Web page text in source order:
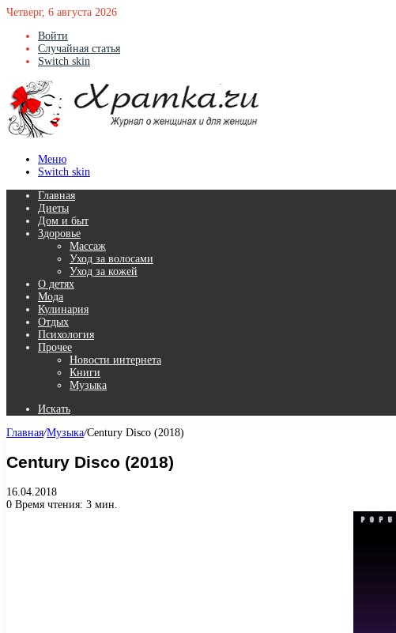
Четверг, 6 августа 2026
Войти
Случайная статья
Switch skin
Меню
Switch skin
Главная
Диеты
Дом и быт
Здоровье
Массаж
Уход за волосами
Уход за кожей
О детях
Мода
Кулинария
Отдых
Психология
Прочее
Новости интернета
Книги
Музыка
Искать
Главная/Музыка/Century Disco (2018)
Century Disco (2018)
16.04.2018
0 Время чтения: 3 мин.